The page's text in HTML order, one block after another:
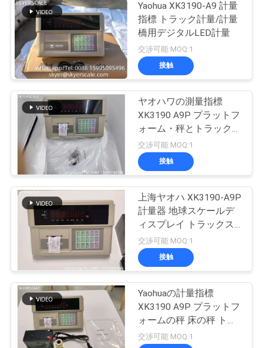
工
場
ツ
ア
質
ニ
ュ
Yaohua XK3190-A9 計量
指標 トラック計量/計量
橋用デジタルLED計量
交渉可能 MOQ:1
接触
ヤオハワの測量指標
XK3190 A9P プラットフ
ォーム・秤とトラック・
秤
交渉可能 MOQ:1
接触
上海ヤオハ XK3190-A9P
計量器 地球スケールデ
ィスプレイ トラックス
ケール メーター ヘッド
印刷器
交渉可能 MOQ:1
接触
Yaohuaの計量指標
XK3190 A9P プラットフ
ォームの秤 床の秤 トラ
ックの秤
交渉可能 MOQ:1